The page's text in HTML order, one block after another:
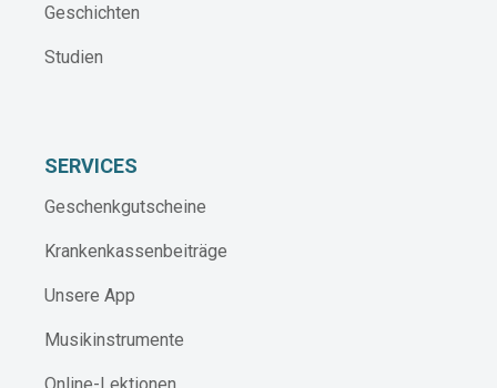
Geschichten
Studien
SERVICES
Geschenkgutscheine
Krankenkassenbeiträge
Unsere App
Musikinstrumente
Online-Lektionen